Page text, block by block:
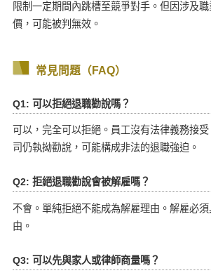
限制一定期間內跳槽至競爭對手。但因涉及
價，可能被判無效。
常見問題（FAQ）
Q1: 可以拒絕退職勸說嗎？
可以，完全可以拒絕。員工沒有法律義務接
司仍執拗勸說，可能構成非法的退職強迫。
Q2: 拒絕退職勸說會被解雇嗎？
不會。單純拒絕不能成為解雇理由。解雇必
由。
Q3: 可以先與家人或律師商量嗎？